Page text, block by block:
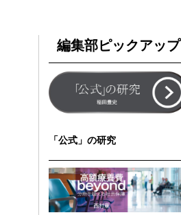
編集部ピックアップ
「公式」の研究